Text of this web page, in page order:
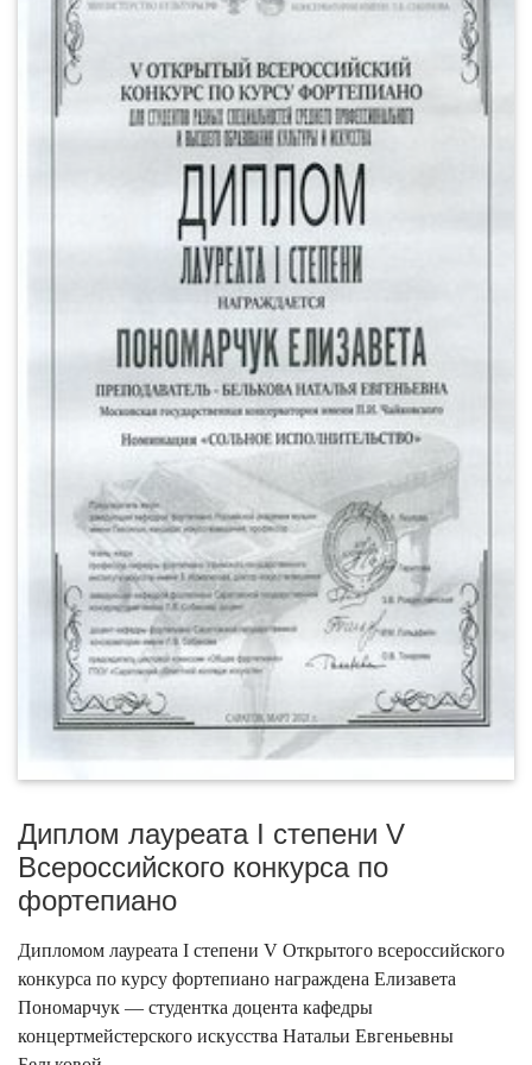
Диплом лауреата I степени V
Всероссийского конкурса по
фортепиано
Дипломом лауреата I степени V Открытого всероссийского
конкурса по курсу фортепиано награждена Елизавета
Пономарчук — студентка доцента кафедры
концертмейстерского искусства Натальи Евгеньевны